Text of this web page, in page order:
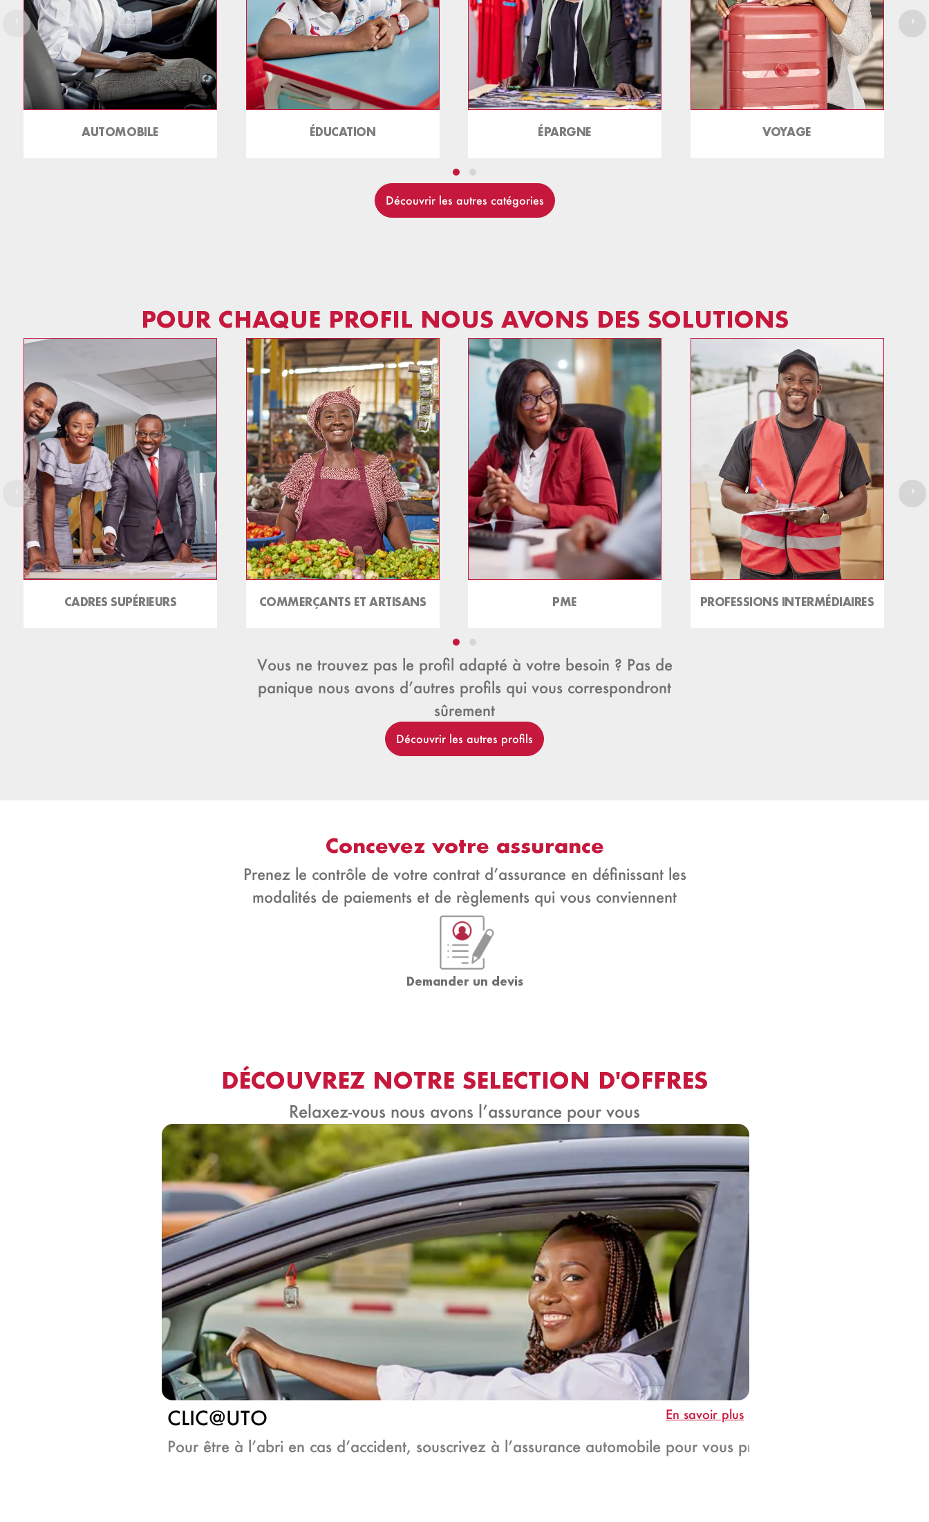
AUTOMOBILE ÉDUCATION ÉPARGNE VOYAGE
›
Découvrir les autres catégories
POUR CHAQUE PROFIL NOUS AVONS DES SOLUTIONS
CADRES SUPÉRIEURS COMMERÇANTS ET ARTISANS PME PROFESSIONS INTERMÉDIAIRES
›
Vous ne trouvez pas le profil adapté à votre besoin ? Pas de
panique nous avons d’autres profils qui vous correspondront
sûrement
Découvrir les autres profils
Concevez votre assurance
Prenez le contrôle de votre contrat d’assurance en définissant les
modalités de paiements et de règlements qui vous conviennent
Demander un devis
DÉCOUVREZ NOTRE SELECTION D'OFFRES
Relaxez-vous nous avons l’assurance pour vous
CLIC@UTO En savoir plus
Pour être à l’abri en cas d’accident, souscrivez à l’assurance automobile pour vous protéger et protéger votre